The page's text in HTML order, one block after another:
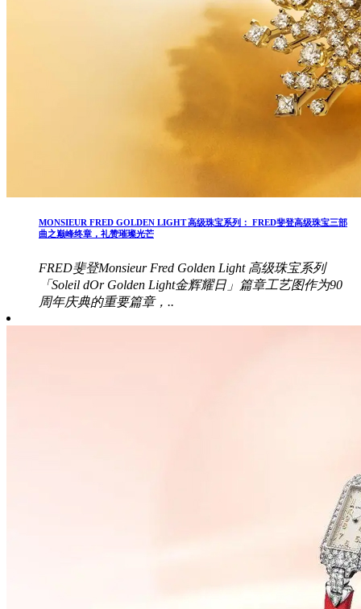
MONSIEUR FRED GOLDEN LIGHT 高级珠宝系列： FRED斐登高级珠宝三部
曲之巅峰终章，礼赞璀璨光芒
FRED斐登Monsieur Fred Golden Light 高级珠宝系列
「Soleil dOr Golden Light金辉耀日」篇章工艺图作为90
周年庆典的重要篇章，..